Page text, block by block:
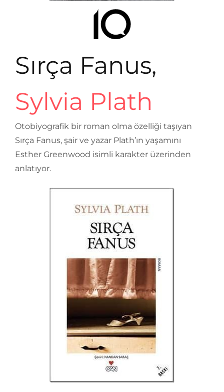
Sırça Fanus,
Sylvia Plath
Otobiyografik bir roman olma özelliği taşıyan
Sırça Fanus, şair ve yazar Plath’ın yaşamını
Esther Greenwood isimli karakter üzerinden
anlatıyor.